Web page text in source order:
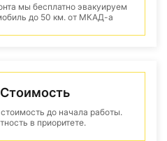
мы бесплатно эвакуируем
до 50 км. от МКАД-а
Стоимость
до начала работы.
в приоритете.